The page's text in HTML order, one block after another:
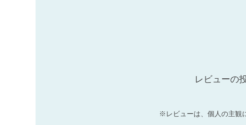
レビューの
※レビューは、個人の主観